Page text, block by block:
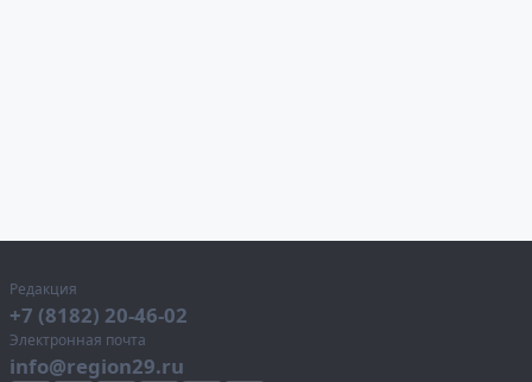
Редакция
+7 (8182) 20-46-02
Электронная почта
info@region29.ru